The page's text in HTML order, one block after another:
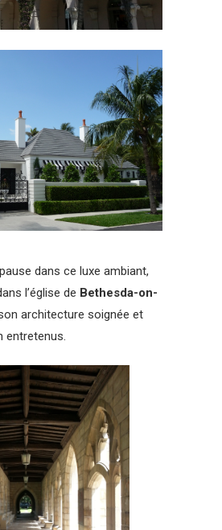
dans ce luxe ambiant,
l’église de Bethesda-on-
architecture soignée et
entretenus.